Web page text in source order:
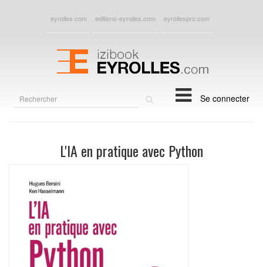
eyrolles.com editions-eyrolles.com eyrollespro.com
Se connecter
L'IA en pratique avec Python